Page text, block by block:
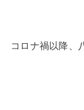
コロナ禍以降、